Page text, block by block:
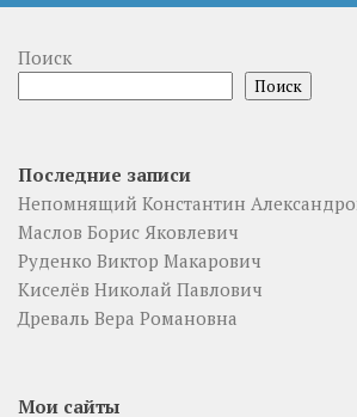
Поиск
Поиск
Последние записи
Непомнящий Константин
Маслов Борис Яковлевич
Руденко Виктор Макарович
Киселёв Николай Павлович
Древаль Вера Романовна
Мои сайты